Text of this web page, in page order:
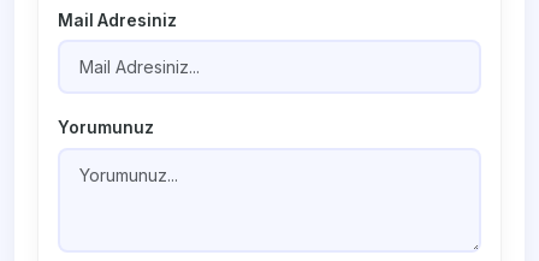
Mail Adresiniz
Yorumunuz